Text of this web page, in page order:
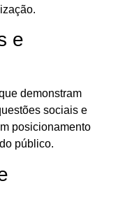
e
demonstram
sociais e
posicionamento
público.